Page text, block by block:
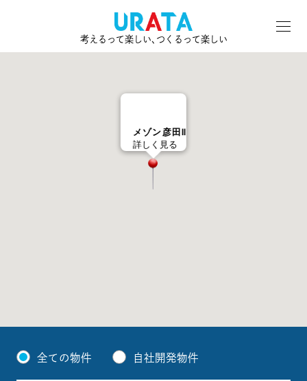
考えるって楽しい､つくるって楽しい
メゾン彦田Ⅱ
詳しく見る
全ての物件 自社開発物件